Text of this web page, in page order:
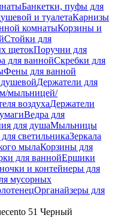
Банкетки, пуфы для
и туалетаКарнизы
комнатыКорзины и
Стойки для
щетокПоручни для
для ваннойСкребки для
Фены для ванной
Держатели для
мыльницей/
воздухаДержатели
Ведра для
для душаМыльницы
светильникаЗеркала
мылаКорзины для
для ваннойЕршики
и контейнеры для
мусорных
Органайзеры для
51 Черный